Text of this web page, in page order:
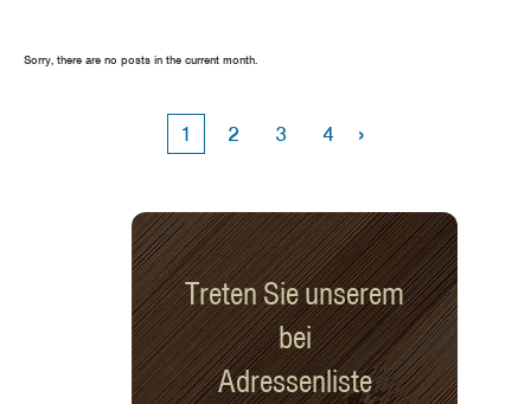
Sorry, there are no posts in the current month.
1 2 3 4 ›
Treten Sie unserem
bei
Adressenliste